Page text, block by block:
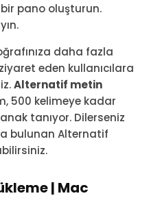
pano oluşturun.
daha fazla
eden kullanıcılara
Alternatif metin
500 kelimeye kadar
tanıyor. Dilerseniz
bulunan Alternatif
| Mac